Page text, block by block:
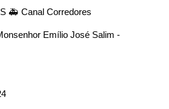
🚑 Canal Corredores
Emílio José Salim -